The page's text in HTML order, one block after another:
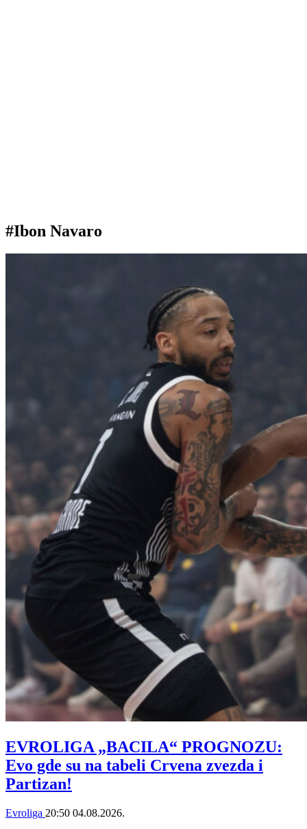
#Ibon Navaro
EVROLIGA „BACILA“ PROGNOZU:
Evo gde su na tabeli Crvena zvezda i
Partizan!
Evroliga 20:50 04.08.2026.